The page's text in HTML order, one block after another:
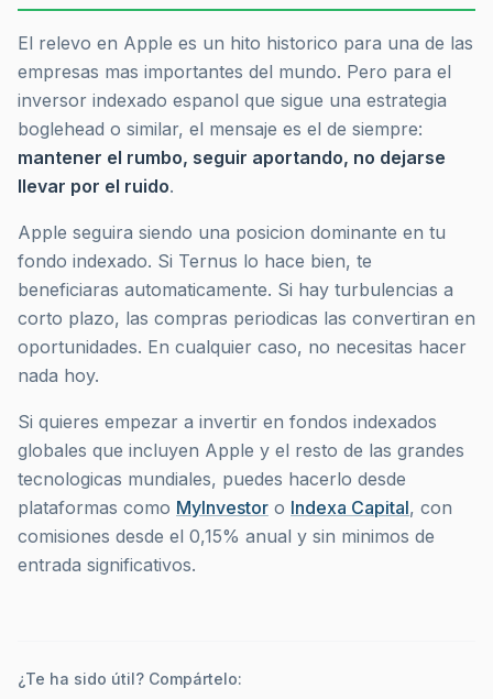
El relevo en Apple es un hito historico para una de las
empresas mas importantes del mundo. Pero para el
inversor indexado espanol que sigue una estrategia
boglehead o similar, el mensaje es el de siempre:
mantener el rumbo, seguir aportando, no dejarse
llevar por el ruido.
Apple seguira siendo una posicion dominante en tu
fondo indexado. Si Ternus lo hace bien, te
beneficiaras automaticamente. Si hay turbulencias a
corto plazo, las compras periodicas las convertiran en
oportunidades. En cualquier caso, no necesitas hacer
nada hoy.
Si quieres empezar a invertir en fondos indexados
globales que incluyen Apple y el resto de las grandes
tecnologicas mundiales, puedes hacerlo desde
plataformas como MyInvestor o Indexa Capital, con
comisiones desde el 0,15% anual y sin minimos de
entrada significativos.
¿Te ha sido útil? Compártelo: